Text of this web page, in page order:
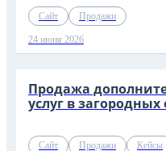
Сайт Продажи
24 июня 2026
Продажа
услуг в загородных
Сайт Продажи Кейсы